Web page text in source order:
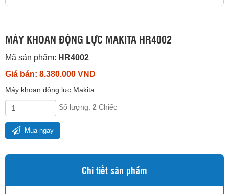
MÁY KHOAN ĐỘNG LỰC MAKITA HR4002
Mã sản phẩm: HR4002
Giá bán: 8.380.000 VND
Máy khoan động lực Makita
Số lượng: 2 Chiếc
Mua ngay
Chi tiết sản phẩm